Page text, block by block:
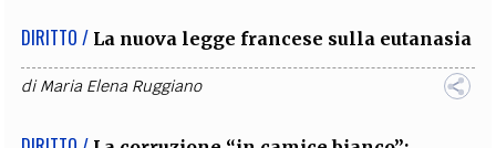
DIRITTO / La nuova legge francese sulla eutanasia
diMaria Elena Ruggiano